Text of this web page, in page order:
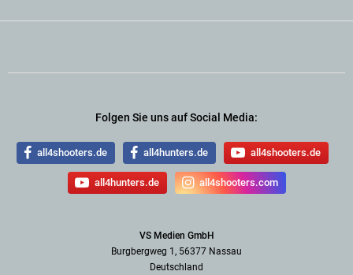
Folgen Sie uns auf Social Media:
all4shooters.de all4hunters.de all4shooters.de
all4hunters.de all4shooters.com
VS Medien GmbH
Burgbergweg 1, 56377 Nassau
Deutschland